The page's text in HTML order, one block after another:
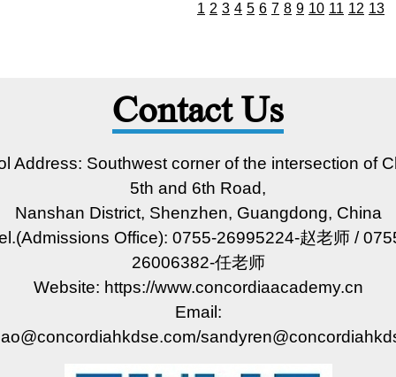
1 2 3 4 5 6 7 8 9 10 11 12 13
Contact Us
Address: Southwest corner of the intersection of
5th and 6th Road,
Nanshan District, Shenzhen, Guangdong, China
Office): 0755-26995224-赵老师 /
26006382-任老师
Website: https://www.concordiaacademy.cn
Email: